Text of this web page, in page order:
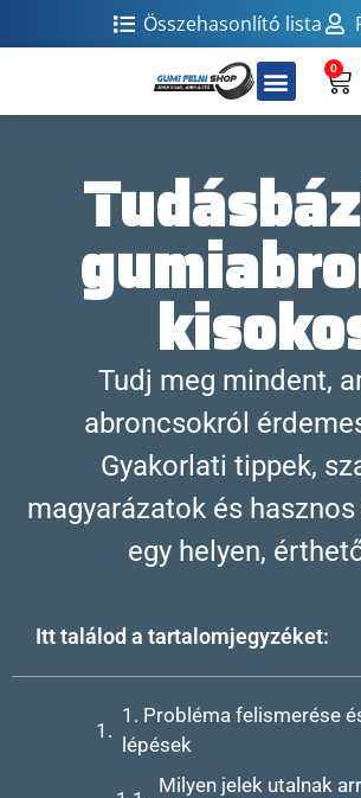
Összehasonlító lista
0
Tudj meg mindent,
abroncsokról
Gyakorlati tippek,
magyarázatok és
egy helyen,
Itt találod a tartalomjegyzéket:
1. Probléma felismerése
lépések
Milyen jelek utalnak